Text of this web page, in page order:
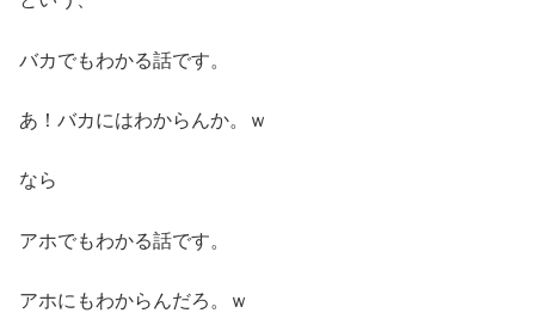
バカでもわかる話です。
あ！バカにはわからんか。ｗ
なら
アホでもわかる話です。
アホにもわからんだろ。ｗ